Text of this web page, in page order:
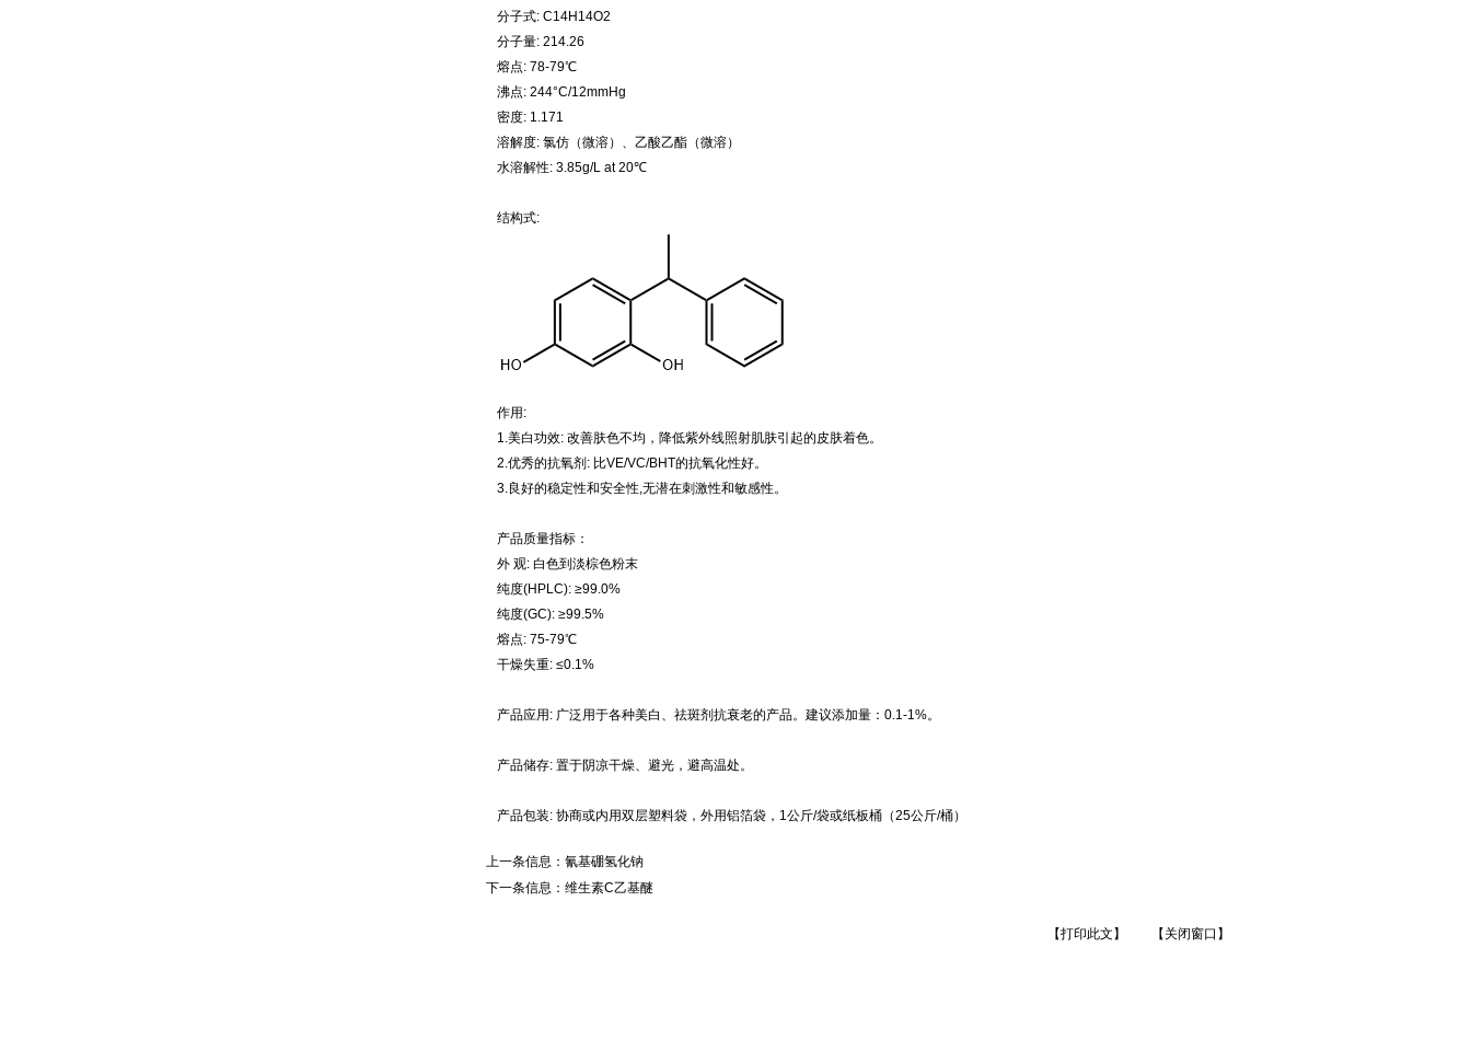
分子式: C14H14O2
分子量: 214.26
熔点: 78-79℃
沸点: 244°C/12mmHg
密度: 1.171
溶解度: 氯仿（微溶）、乙酸乙酯（微溶）
水溶解性: 3.85g/L at 20℃
结构式:
作用:
1.美白功效: 改善肤色不均，降低紫外线照射肌肤引起的皮肤着色。
2.优秀的抗氧剂: 比VE/VC/BHT的抗氧化性好。
3.良好的稳定性和安全性,无潜在刺激性和敏感性。
产品质量指标：
外 观: 白色到淡棕色粉末
纯度(HPLC): ≥99.0%
纯度(GC): ≥99.5%
熔点: 75-79℃
干燥失重: ≤0.1%
产品应用: 广泛用于各种美白、祛斑剂抗衰老的产品。建议添加量：0.1-1%。
产品储存: 置于阴凉干燥、避光，避高温处。
产品包装: 协商或内用双层塑料袋，外用铝箔袋，1公斤/袋或纸板桶（25公斤/桶）
上一条信息： 氰基硼氢化钠
下一条信息： 维生素C乙基醚
【打印此文】 【关闭窗口】